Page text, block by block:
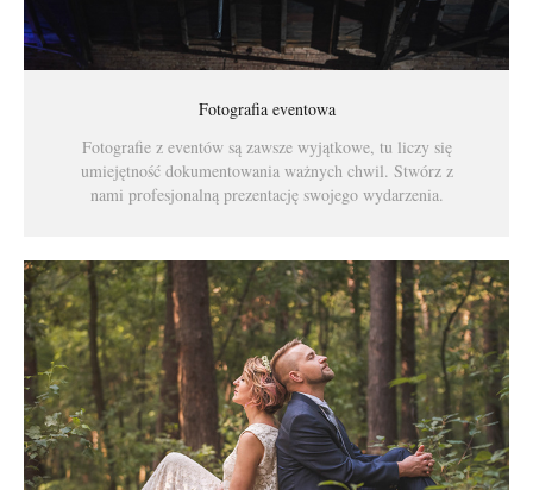
Fotografia eventowa
Fotografie z eventów są zawsze wyjątkowe, tu liczy się
umiejętność dokumentowania ważnych chwil. Stwórz z
nami profesjonalną prezentację swojego wydarzenia.